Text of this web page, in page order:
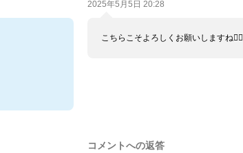
2025年5月5日 20:28
こちらこそよろしくお願いしますね💁‍♀️
コメントへの返答